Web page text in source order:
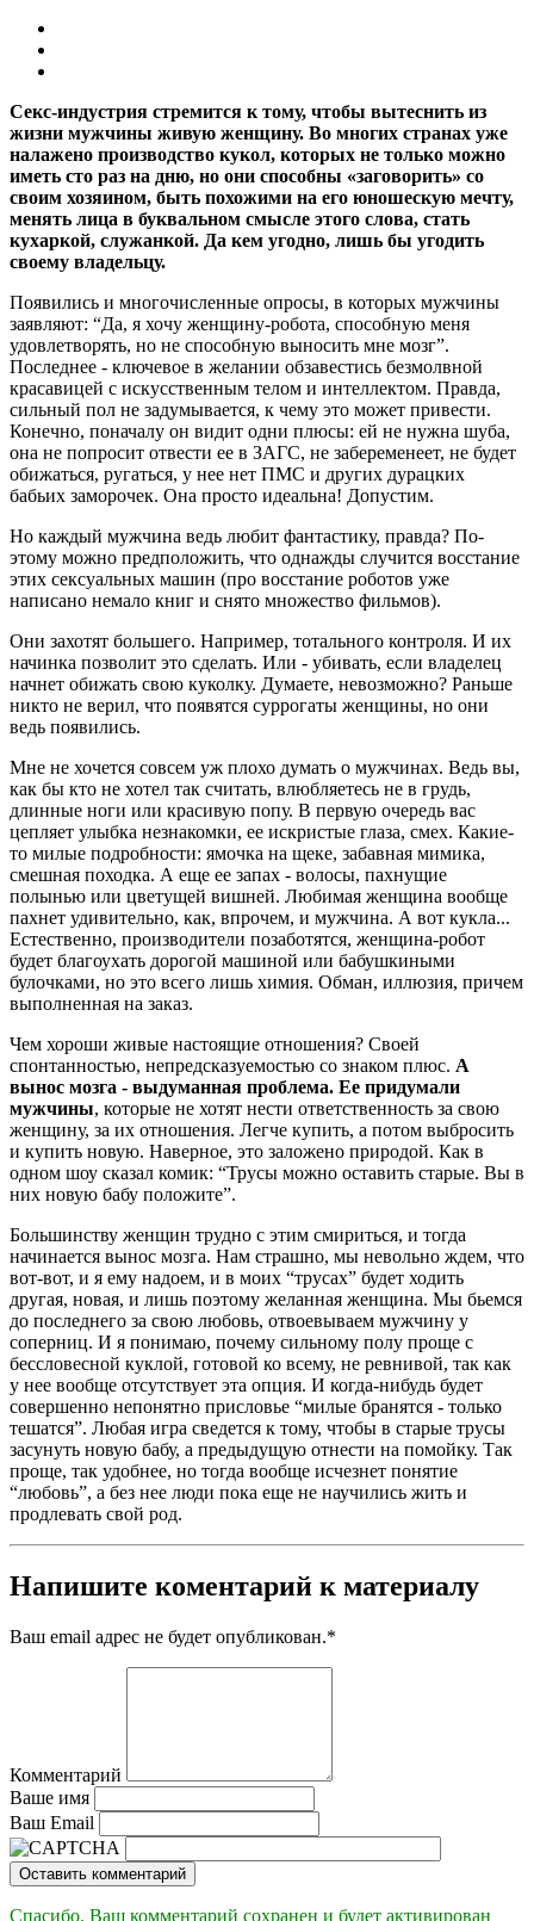
Секс-индустрия стремится к тому, чтобы вытеснить из
жизни мужчины живую женщину. Во многих странах уже
налажено производство кукол, которых не только можно
иметь сто раз на дню, но они способны «заговорить» со
своим хозяином, быть похожими на его юношескую мечту,
менять лица в буквальном смысле этого слова, стать
кухаркой, служанкой. Да кем угодно, лишь бы угодить
своему владельцу.
Появились и многочисленные опросы, в которых мужчины
заявляют: “Да, я хочу женщину-робота, способную меня
удовлетворять, но не способную выносить мне мозг”.
Последнее - ключевое в желании обзавестись безмолвной
красавицей с искусственным телом и интеллектом. Правда,
сильный пол не задумывается, к чему это может привести.
Конечно, поначалу он видит одни плюсы: ей не нужна шуба,
она не попросит отвести ее в ЗАГС, не забеременеет, не будет
обижаться, ругаться, у нее нет ПМС и других дурацких
бабьих заморочек. Она просто идеальна! Допустим.
Но каждый мужчина ведь любит фантастику, правда? По­
этому можно предположить, что однажды случится восстание
этих сексуальных машин (про восстание роботов уже
написано немало книг и снято множество фильмов).
Они захотят большего. Например, тотального контроля. И их
начинка позволит это сделать. Или - убивать, если владелец
начнет обижать свою куколку. Думаете, невозможно? Раньше
никто не верил, что появятся суррогаты женщины, но они
ведь появились.
Мне не хочется совсем уж плохо думать о мужчинах. Ведь вы,
как бы кто не хотел так считать, влюбляетесь не в грудь,
длинные ноги или красивую попу. В первую очередь вас
цепляет улыбка незнакомки, ее искристые глаза, смех. Какие-
то милые подробности: ямочка на щеке, забавная мимика,
смешная походка. А еще ее запах - волосы, пахнущие
полынью или цветущей вишней. Любимая женщина вообще
пахнет удивительно, как, впрочем, и мужчина. А вот кукла...
Естественно, производители позаботятся, женщина-робот
будет благоухать дорогой машиной или бабушкиными
булочками, но это всего лишь химия. Обман, иллюзия, причем
выполненная на заказ.
Чем хороши живые настоящие отношения? Своей
спонтанностью, непредсказуемостью со знаком плюс. А
вынос мозга - выдуманная проблема. Ее придумали
мужчины, которые не хотят нести ответственность за свою
женщину, за их отношения. Легче купить, а потом выбросить
и купить новую. Наверное, это заложено природой. Как в
одном шоу сказал комик: “Трусы можно оставить старые. Вы в
них новую бабу положите”.
Большинству женщин трудно с этим смириться, и тогда
начинается вынос мозга. Нам страшно, мы невольно ждем, что
вот-вот, и я ему надоем, и в моих “трусах” будет ходить
другая, новая, и лишь поэтому желанная женщина. Мы бьемся
до последнего за свою любовь, отвоевываем мужчину у
соперниц. И я понимаю, почему сильному полу проще с
бессловесной куклой, готовой ко всему, не ревнивой, так как
у нее вообще отсутствует эта опция. И когда-нибудь будет
совершенно непонятно присловье “милые бранятся - только
тешатся”. Любая игра сведется к тому, чтобы в старые трусы
засунуть новую бабу, а предыдущую отнести на помойку. Так
проще, так удобнее, но тогда вообще исчезнет понятие
“любовь”, а без нее люди пока еще не научились жить и
продлевать свой род.
Напишите коментарий к материалу
Ваш email адрес не будет опубликован.*
Комментарий
Ваше имя
Ваш Email
Оставить комментарий
Спасибо. Ваш комментарий сохранен и будет активирован